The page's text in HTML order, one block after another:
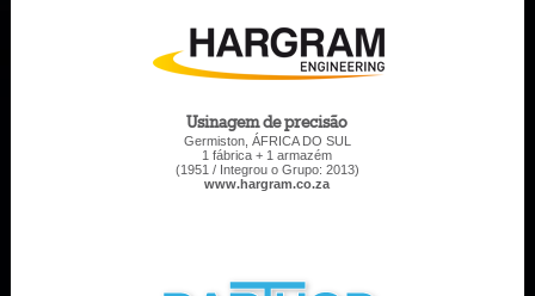
Usinagem de precisão
Germiston, ÁFRICA DO SUL
1 fábrica + 1 armazém
(1951 / Integrou o Grupo: 2013)
www.hargram.co.za